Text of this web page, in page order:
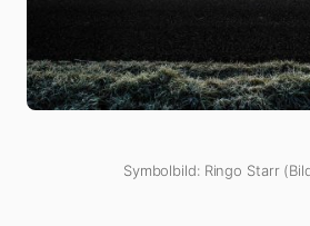
Symbolbild: Ringo Starr